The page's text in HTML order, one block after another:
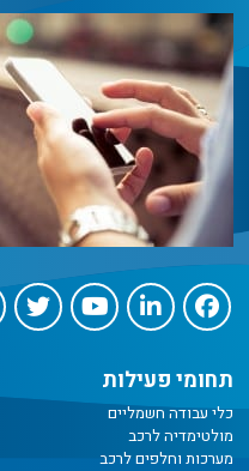
תחומי פעילות
כלי עבודה חשמליים
מולטימדיה לרכב
מערכות וחלפים לרכב